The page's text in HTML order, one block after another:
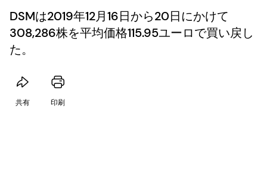
DSMは2019年12月16日から20日にかけて
308,286株を平均価格115.95ユーロで買い戻し
た。
共有 印刷